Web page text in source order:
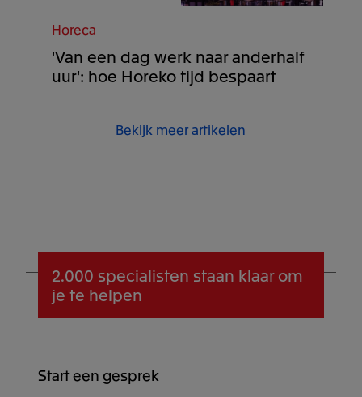
Horeca
'Van een dag werk naar anderhalf
uur': hoe Horeko tijd bespaart
Bekijk meer artikelen
2.000 specialisten staan klaar om
je te helpen
Start een gesprek